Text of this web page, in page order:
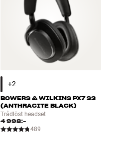
BOWERS & WILKINS PX7 S3
(ANTHRACITE BLACK)
Trådlöst headset
4 998:-
489